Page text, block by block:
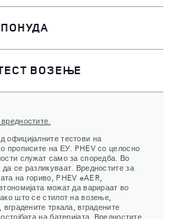
ВОЗЕЊЕ
официјалните тестови на
прописите на ЕУ. PHEV со целосно
служат само за споредба. Во
се разликуваат. Вредностите за
на гориво, PHEV eAER,
можат да варираат во
што се стилот на возење,
тркала, вградените